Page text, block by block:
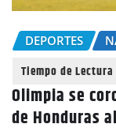
DEPORTES
Olimpia se
de Honduras